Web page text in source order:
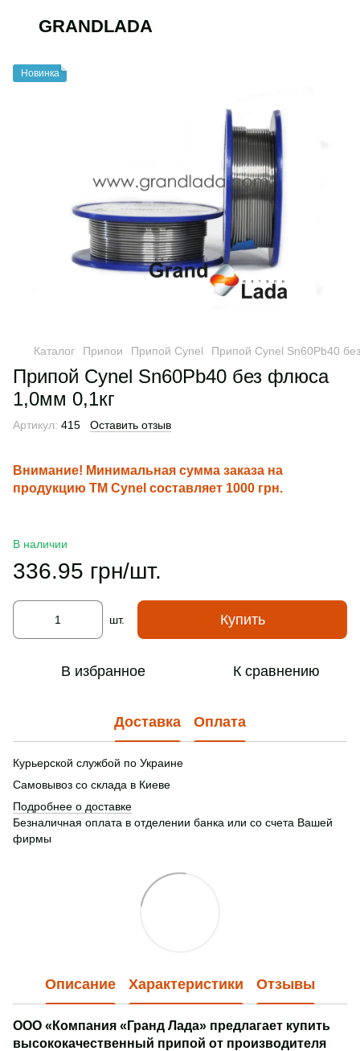
GRANDLADA
Новинка
Каталог Припои Припой Cynel Припой Cynel Sn60Pb40
Припой Cynel Sn60Pb40 без флюса
1,0мм 0,1кг
Артикул: 415 Оставить отзыв
Внимание! Минимальная сумма заказа на
продукцию ТМ Cynel составляет 1000 грн.
В наличии
336.95 грн/шт.
шт. Купить
В избранное К сравнению
Доставка Оплата
Курьерской службой по Украине
Самовывоз со склада в Киеве
Подробнее о доставке
Безналичная оплата в отделении банка или со счета Вашей
фирмы
Описание Характеристики Отзывы
ООО «Компания «Гранд Лада» предлагает купить
высококачественный припой от производителя